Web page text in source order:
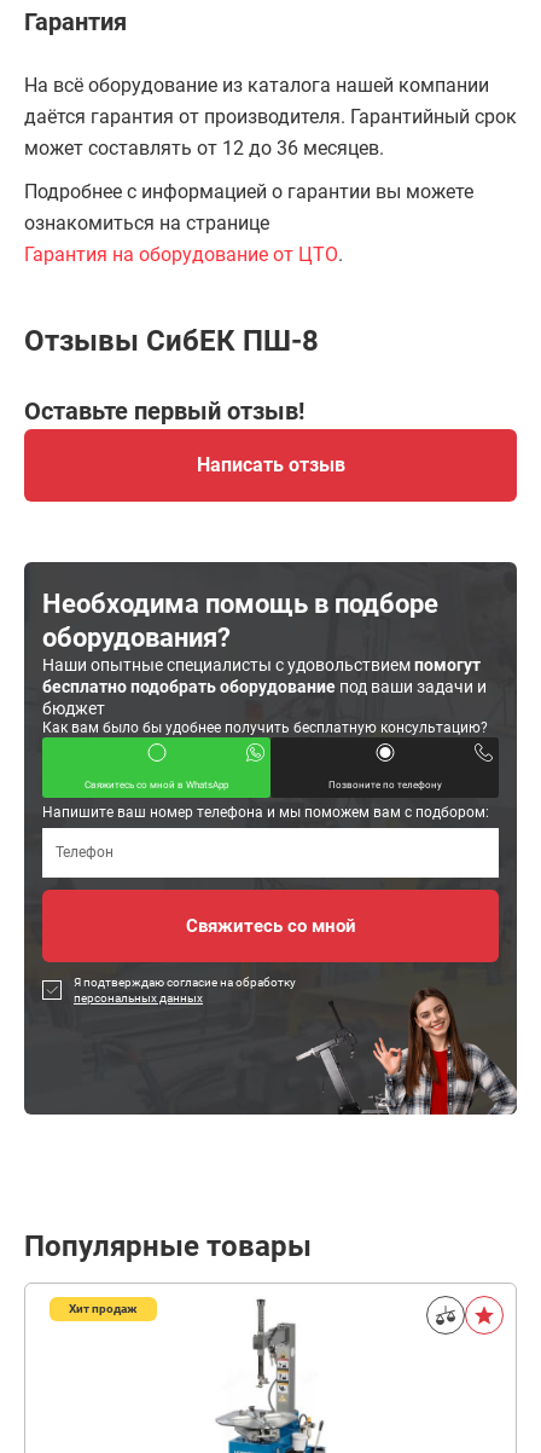
Гарантия
На всё оборудование из каталога нашей компании
даётся гарантия от производителя. Гарантийный срок
может составлять от 12 до 36 месяцев.
Подробнее с информацией о гарантии вы можете
ознакомиться на странице
Гарантия на оборудование от ЦТО.
Отзывы СибЕК ПШ-8
Оставьте первый отзыв!
Написать отзыв
Необходима помощь в подборе
оборудования?
Наши опытные специалисты с удовольствиемпомогут
бесплатно подобрать оборудование под ваши задачи и
бюджет
Как вам было бы удобнее получить бесплатную консультацию?
Свяжитесь со мной в WhatsApp Позвоните по телефону
Напишите ваш номер телефона и мы поможем вам с подбором:
Я подтверждаю согласие на обработку
персональных данных
Популярные товары
Хит продаж